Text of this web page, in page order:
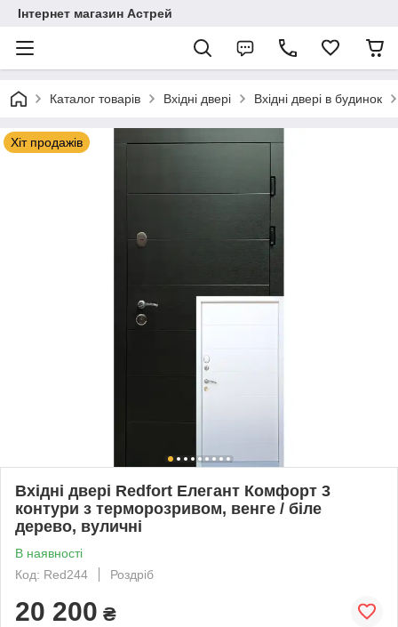
Інтернет магазин Астрей
Каталог товарів Вхідні двері Вхідні двері в будинок
Хіт продажів
Вхідні двері Redfort Елегант Комфорт 3
контури з терморозривом, венге / біле
дерево, вуличні
В наявності
Код: Red244
Роздріб
20 200 ₴